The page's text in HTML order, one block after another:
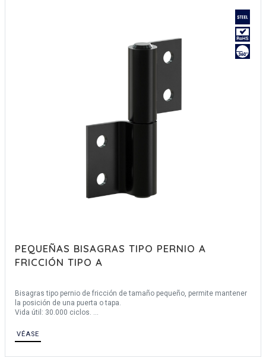
PEQUEÑAS BISAGRAS TIPO PERNIO A
FRICCIÓN TIPO A
Bisagras tipo pernio de fricción de tamaño pequeño, permite mantener
la posición de una puerta o tapa.
Vida útil: 30.000 ciclos.
El par de fricción más alto se obtiene en giro en sentido CW.
Temperatura de utilización : -20°C / +70°C.
VÉASE